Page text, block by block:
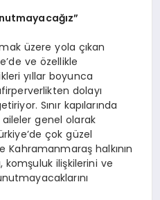
üzere yola çıkan
ve özellikle
yıllar boyunca
dolayı
Sınır kapılarında
genel olarak
çok güzel
halkının
komşuluk ilişkilerini ve